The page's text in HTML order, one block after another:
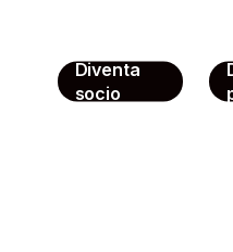
Diventa
socio